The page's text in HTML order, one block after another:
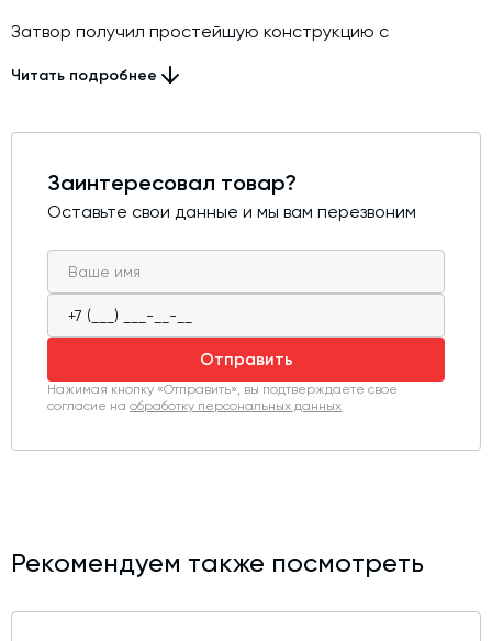
Затвор получил простейшую конструкцию с
добиться максимальной простоты в обслуживании при
Читать подробнее
Заинтересовал товар?
Оставьте свои данные и мы вам перезвоним
Отправить
Нажимая кнопку «Отправить», вы подтверждаете свое
согласие на обработку персональных данных
Рекомендуем также посмотреть